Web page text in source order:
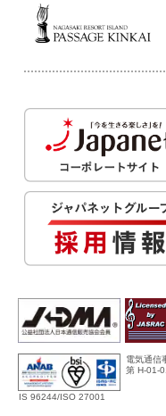
IS 96244/ISO 27001
電気通信
第 H-01-